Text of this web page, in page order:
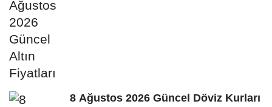
8 Ağustos 2026 Güncel Döviz Kurları